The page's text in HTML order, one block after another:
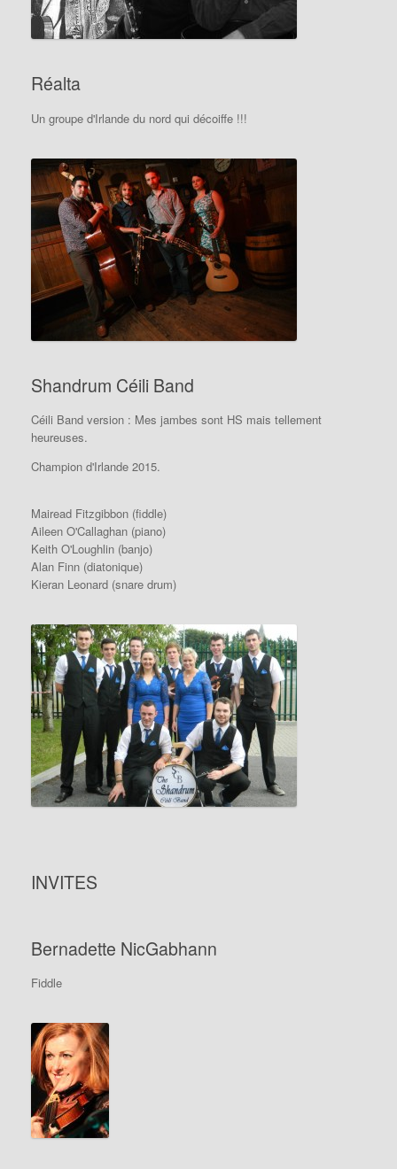
Réalta
Un groupe d'Irlande du nord qui décoiffe !!!
Shandrum Céili Band
Céili Band version : Mes jambes sont HS mais tellement
heureuses.
Champion d'Irlande 2015.
Mairead Fitzgibbon (fiddle)
Aileen O'Callaghan (piano)
Keith O'Loughlin (banjo)
Alan Finn (diatonique)
Kieran Leonard (snare drum)
INVITES
Bernadette NicGabhann
Fiddle